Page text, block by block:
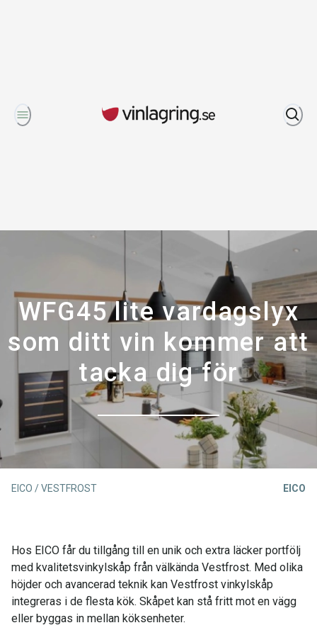
WFG45 lite vardagslyx
som ditt vin kommer att
tacka dig för
EICO / VESTFROST EICO
Hos EICO får du tillgång till en unik och extra läcker portfölj
med kvalitetsvinkylskåp från välkända Vestfrost. Med olika
höjder och avancerad teknik kan Vestfrost vinkylskåp
integreras i de flesta kök. Skåpet kan stå fritt mot en vägg
eller byggas in mellan köksenheter.